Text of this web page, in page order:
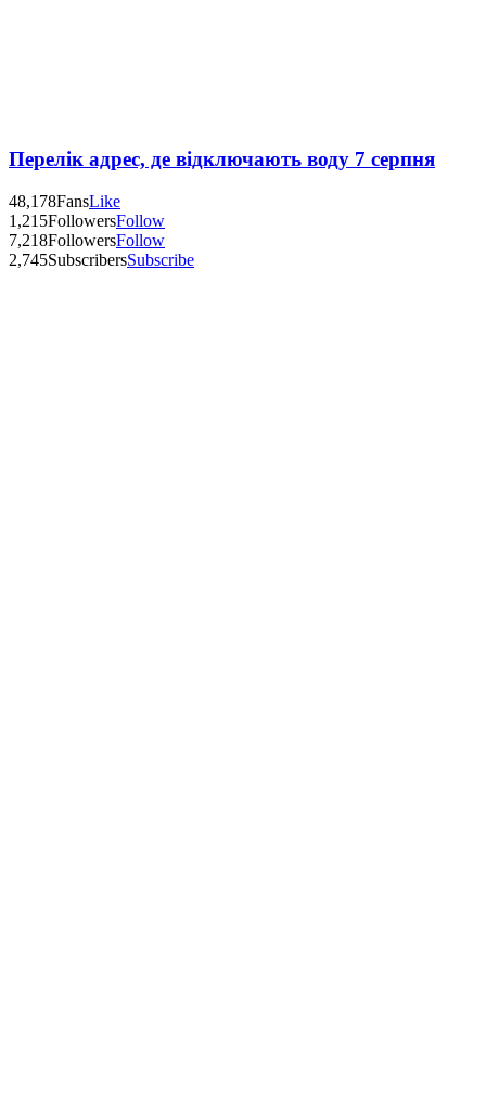
Перелік адрес, де відключають воду 7 серпня
48,178FansLike
1,215FollowersFollow
7,218FollowersFollow
2,745SubscribersSubscribe